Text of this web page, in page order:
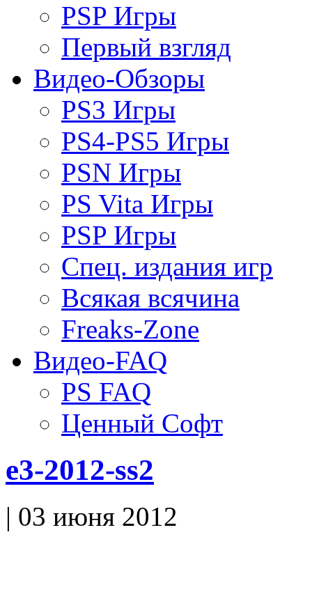
PSP Игры
Первый взгляд
Видео-Обзоры
PS3 Игры
PS4-PS5 Игры
PSN Игры
PS Vita Игры
PSP Игры
Спец. издания игр
Всякая всячина
Freaks-Zone
Видео-FAQ
PS FAQ
Ценный Софт
e3-2012-ss2
| 03 июня 2012